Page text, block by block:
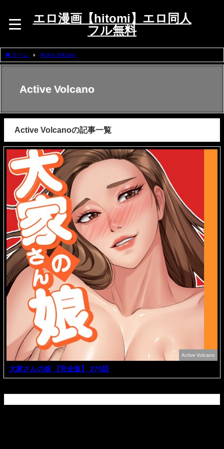
エロ漫画【hitomi】エロ同人
フル無料
ホーム Active Volcano
Active Volcano
Active Volcanoの記事一覧
Active Volcano
大家さんの娘 【完全版】 270話